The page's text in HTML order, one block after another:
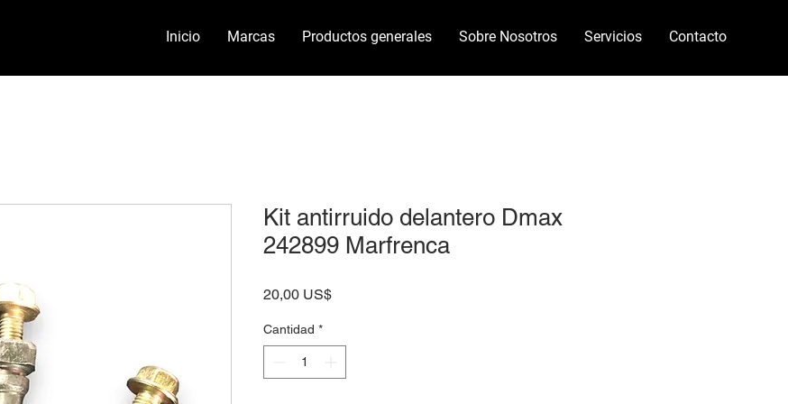
Inicio Marcas Productos generales Sobre Nosotros Servicios Contacto
Kit antirruido delantero Dmax
242899 Marfrenca
20,00 US$Precio
Cantidad *